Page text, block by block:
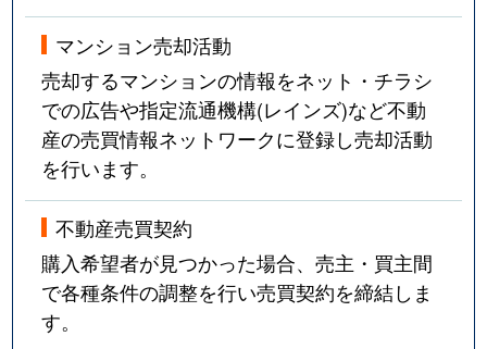
マンション売却活動
売却するマンションの情報をネット・チラシ
での広告や指定流通機構(レインズ)など不動
産の売買情報ネットワークに登録し売却活動
を行います。
不動産売買契約
購入希望者が見つかった場合、売主・買主間
で各種条件の調整を行い売買契約を締結しま
す。